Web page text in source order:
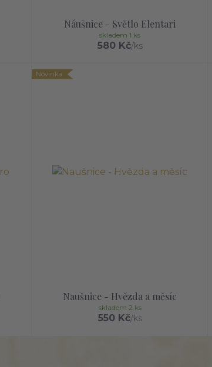
Náušnice - Světlo Elentari
580 Kč/ks
skladem 1 ks
Novinka
Naušnice - Hvězda a měsíc
550 Kč/ks
skladem 2 ks